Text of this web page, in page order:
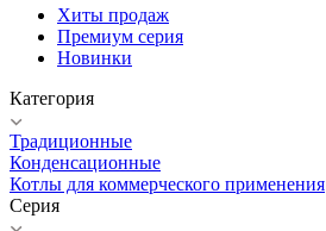
Хиты продаж
Премиум серия
Новинки
Категория
Традиционные
Конденсационные
Котлы для коммерческого применения
Серия